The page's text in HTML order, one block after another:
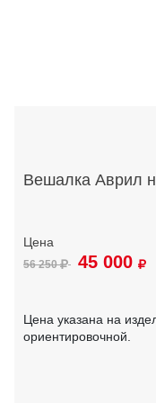
Вешалка Аврил
56 250 45 000
Цена указана на
ориентировочной.